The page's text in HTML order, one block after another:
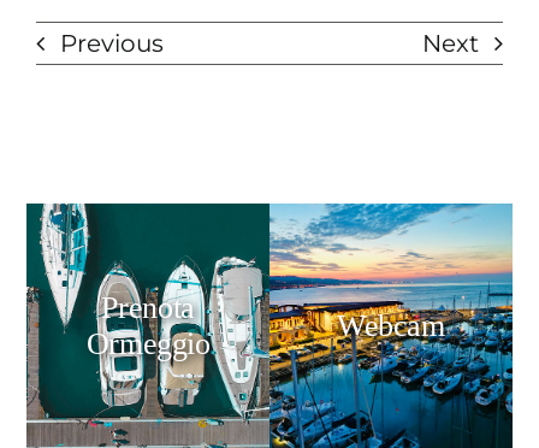
Previous Next
Prenota
Ormeggio
Webcam